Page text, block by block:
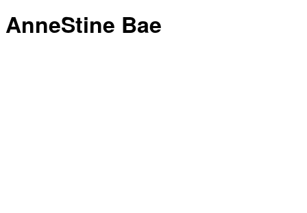
AnneStine Bae